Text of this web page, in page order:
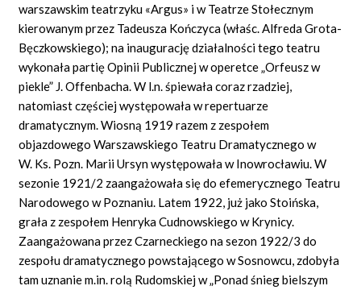
warszawskim teatrzyku «Argus» i w Teatrze Stołecznym
kierowanym przez Tadeusza Kończyca (właśc. Alfreda Grota-
Bęczkowskiego); na inaugurację działalności tego teatru
wykonała partię Opinii Publicznej w operetce „Orfeusz w
piekle” J. Offenbacha. W l.n. śpiewała coraz rzadziej,
natomiast częściej występowała w repertuarze
dramatycznym. Wiosną 1919 razem z zespołem
objazdowego Warszawskiego Teatru Dramatycznego w
W. Ks. Pozn. Marii Ursyn występowała w Inowrocławiu. W
sezonie 1921/2 zaangażowała się do efemerycznego Teatru
Narodowego w Poznaniu. Latem 1922, już jako Stoińska,
grała z zespołem Henryka Cudnowskiego w Krynicy.
Zaangażowana przez Czarneckiego na sezon 1922/3 do
zespołu dramatycznego powstającego w Sosnowcu, zdobyła
tam uznanie m.in. rolą Rudomskiej w „Ponad śnieg bielszym